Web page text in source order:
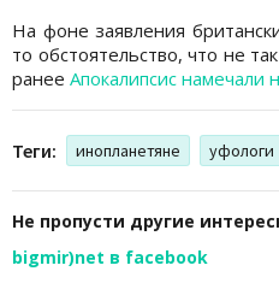
На фоне заявления
то обстоятельство, что не
ранее Апокалипсис намечали
Теги: инопланетяне уфологи
Не пропусти другие
bigmir)net в facebook